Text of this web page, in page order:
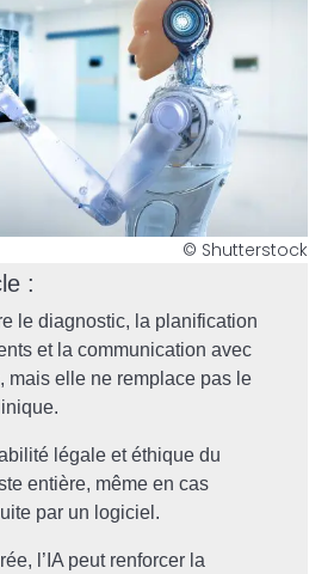
© Shutterstock
:
le diagnostic, la planification
et la communication avec
mais elle ne remplace pas le
légale et éthique du
entière, même en cas
par un logiciel.
l’IA peut renforcer la